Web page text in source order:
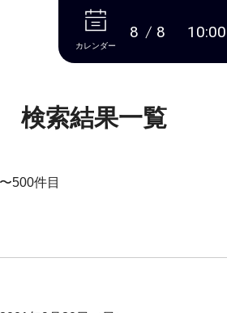
本文へ
カレンダー
8 8 10:00
検索結果一覧
500件目